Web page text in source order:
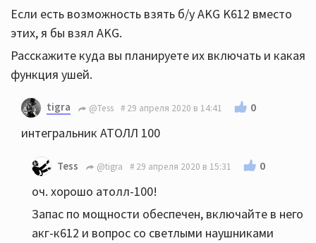
Если есть возможность взять б/у AKG K612 вместо
этих, я бы взял AKG.
Расскажите куда вы планируете их включать и какая
функция ушей.
tigra @Tess 29 апреля 2020 в 14:41 0
интегральник АТОЛЛ 100
Tess @tigra 29 апреля 2020 в 15:31 0
оч. хорошо атолл-100!
Запас по мощности обеспечен, включайте в него
акг-к612 и вопрос со светлыми наушниками